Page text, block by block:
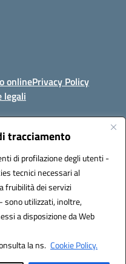
tracciamento
di profilazione degli utenti -
tecnici necessari al
fruibilità dei servizi
sono utilizzati, inoltre,
a disposizione da Web
la ns. Cookie Policy.
onlinePrivacy Policy
legali
SSIC80600X
3D Solution S.r.l.
Designers Italia